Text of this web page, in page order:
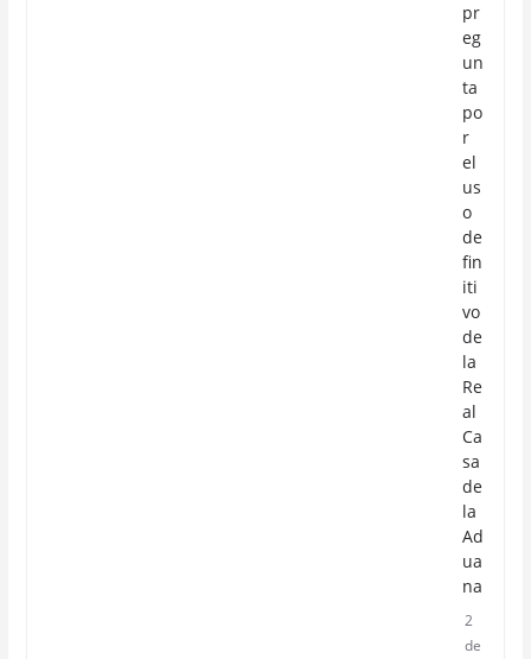
pr
eg
un
ta
po
r
el
us
o
de
fin
iti
vo
de
la
Re
al
Ca
sa
de
la
Ad
ua
na
2
de